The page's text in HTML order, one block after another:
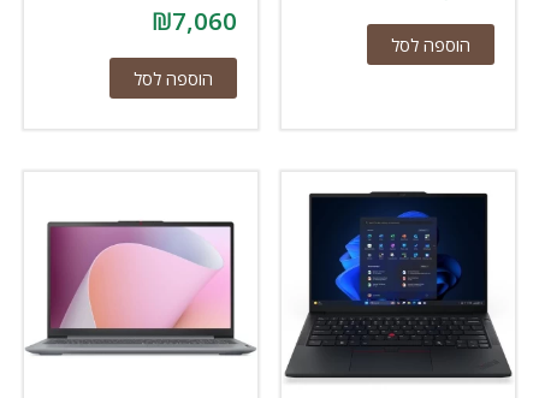
הוספה לסל
₪7,060
הוספה לסל